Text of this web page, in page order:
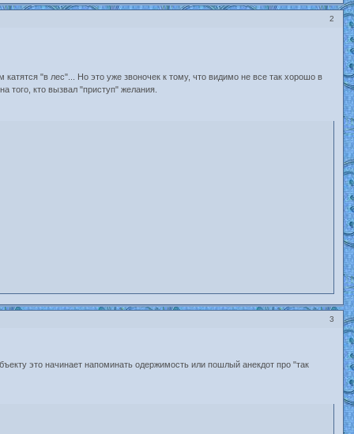
2
"в лес"... Но это уже звоночек к тому, что видимо не все так хорошо в
того, кто вызвал "приступ" желания.
3
это начинает напоминать одержимость или пошлый анекдот про "так